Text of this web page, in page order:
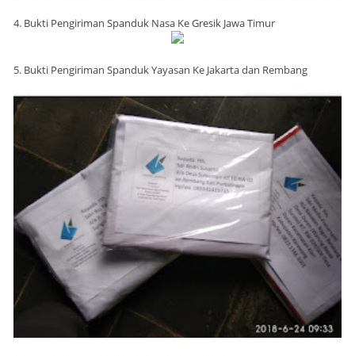
4. Bukti Pengiriman Spanduk Nasa Ke Gresik Jawa Timur
5. Bukti Pengiriman Spanduk Yayasan Ke Jakarta dan Rembang